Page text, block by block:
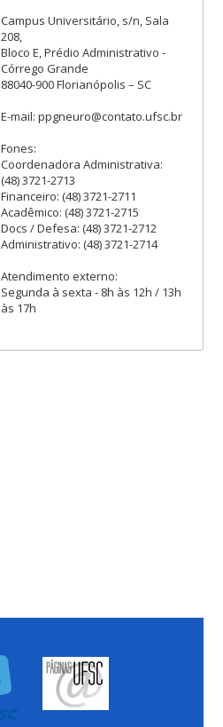
Campus Universitário, s/n, Sala
208,
Bloco E, Prédio Administrativo -
Córrego Grande
88040-900 Florianópolis – SC
E-mail: ppgneuro@contato.ufsc.br
Fones:
Coordenadora Administrativa:
(48) 3721-2713
Financeiro: (48) 3721-2711
Acadêmico: (48) 3721-2715
Docs / Defesa: (48) 3721-2712
Administrativo: (48) 3721-2714
Atendimento externo:
Segunda à sexta - 8h às 12h / 13h
às 17h